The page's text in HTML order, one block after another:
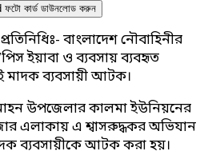
কার্ড ডাউনলোড করুন
বাংলাদেশ নৌবাহিনীর
ইয়াবা ও ব্যবসায় ব্যবহৃত
মাদক ব্যবসায়ী আটক।
উপজেলার কালমা ইউনিয়নের
এলাকায় এ শ্বাসরুদ্ধকর অভিযান
ব্যবসায়ীকে আটক করা হয়।